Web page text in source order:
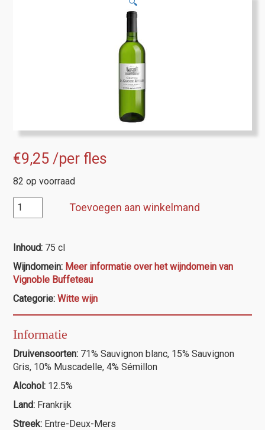
€9,25 /per fles
82 op voorraad
Entre-
Deux-
Ch.La
Grande
Métairie
aantal
Toevoegen aan winkelmand
Inhoud: 75 cl
Wijndomein: Meer informatie over het wijndomein van
Vignoble Buffeteau
Categorie:Witte wijn
Informatie
Druivensoorten: 71% Sauvignon blanc, 15% Sauvignon
Gris, 10% Muscadelle, 4% Sémillon
Alcohol: 12.5%
Land: Frankrijk
Streek: Entre-Deux-Mers